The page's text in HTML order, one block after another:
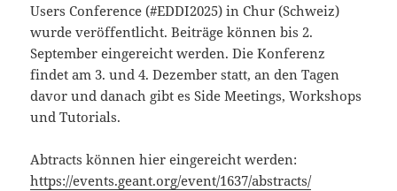
Users Conference (#EDDI2025) in Chur (Schweiz)
wurde veröffentlicht. Beiträge können bis 2.
September eingereicht werden. Die Konferenz
findet am 3. und 4. Dezember statt, an den Tagen
davor und danach gibt es Side Meetings, Workshops
und Tutorials.
Abtracts können hier eingereicht werden:
https://events.geant.org/event/1637/abstracts/